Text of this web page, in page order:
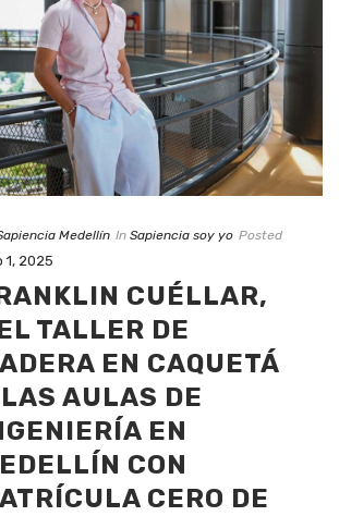
Medellín In Sapiencia soy yo Posted
1, 2025
CUÉLLAR,
TALLER DE
EN CAQUETÁ
AULAS DE
EN
CON
CERO DE